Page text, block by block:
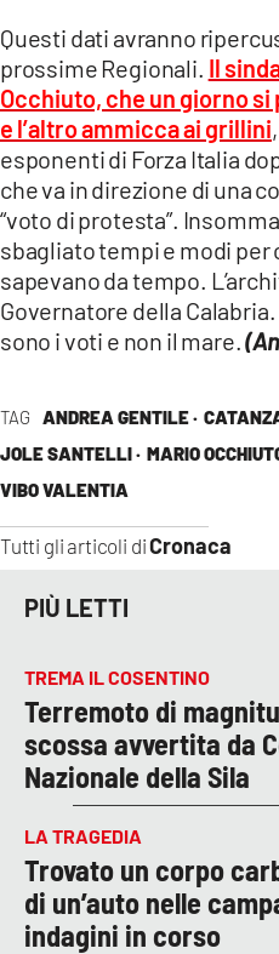
TAG ANDREA GENTILE ·
JOLE SANTELLI · MARIO
VIBO VALENTIA
Tutti gli articoli diCronaca
Questi dati avranno
prossime Regionali. Il
Occhiuto, che un giorno
e l’altro ammicca ai grillini
esponenti di Forza Italia
che va in direzione di una
“voto di protesta”.
sbagliato tempi e modi
sapevano da tempo.
Governatore della
sono i voti e non il mare.
PIÙ LETTI
TREMA IL COSENTINO
Terremoto di
scossa avvertita da
Nazionale della Sila
LA TRAGEDIA
Trovato un corpo
di un’auto nelle
indagini in corso